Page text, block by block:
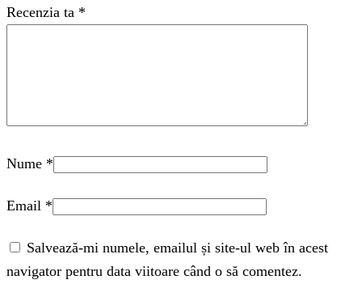
Recenzia ta *
Nume *
Email *
Salvează-mi numele, emailul și site-ul web în acest
navigator pentru data viitoare când o să comentez.